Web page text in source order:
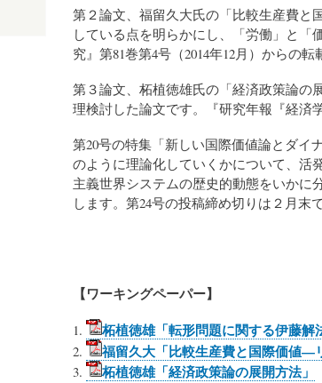
第２論文、福留久大氏の「比較生産費
している点を明らかにし、「労働」と
究』第81巻第4号（2014年12月）からの転
第３論文、柘植徳雄氏の「経済政策論の
理検討した論文です。『研究年報『経済
第20号の特集「新しい国際価値論とダイ
のように理論化していくかについて、活
主義世界システムの歴史的動態をいかに
します。第24号の投稿締め切りは２月末で
【ワーキングペーパー】
柘植徳雄「転形問題に関する伊藤解
福留久大「比較生産費と国際価値—
柘植徳雄「経済政策論の展開方法」